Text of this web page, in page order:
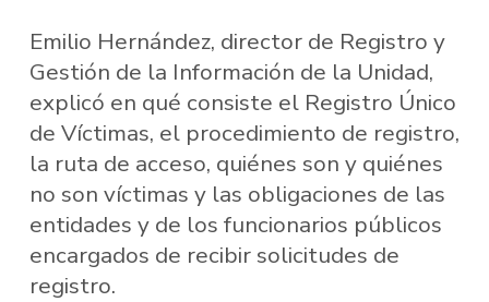
Emilio Hernández, director de Registro y
Gestión de la Información de la Unidad,
explicó en qué consiste el Registro Único
de Víctimas, el procedimiento de registro,
la ruta de acceso, quiénes son y quiénes
no son víctimas y las obligaciones de las
entidades y de los funcionarios públicos
encargados de recibir solicitudes de
registro.